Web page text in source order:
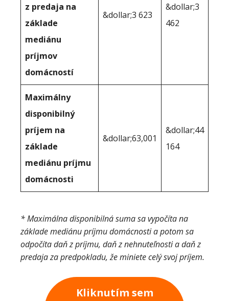
z predaja na
základe
mediánu
príjmov
domácností
&dollar;3 623
&dollar;3
462
Maximálny
disponibilný
príjem na
základe
mediánu príjmu
domácnosti
&dollar;63,001
&dollar;44
164
* Maximálna disponibilná suma sa vypočíta na
základe mediánu príjmu domácnosti a potom sa
odpočíta daň z príjmu, daň z nehnuteľnosti a daň z
predaja za predpokladu, že miniete celý svoj príjem.
Kliknutím sem